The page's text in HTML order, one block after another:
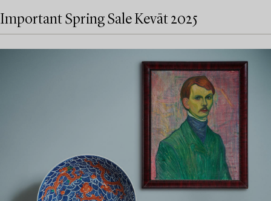
Important Spring Sale Kevät 2025